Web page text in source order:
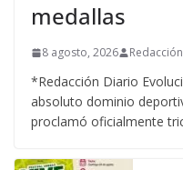
medallas
8 agosto, 2026
*Redacción Diario
absoluto dominio
proclamó oficialmente